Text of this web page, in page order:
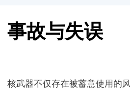
事故与失误
核武器不仅存在被蓄意使用的